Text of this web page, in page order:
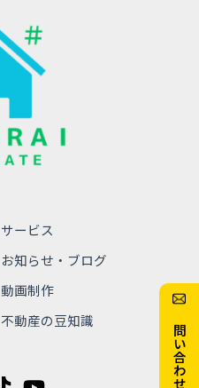
サービス
お知らせ・ブログ
動画制作
不動産の豆知識 お問い合わせ